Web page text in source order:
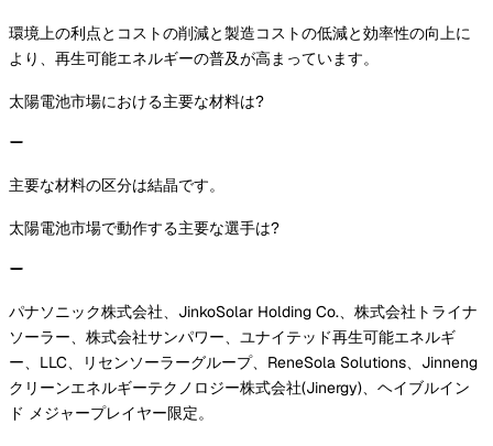
環境上の利点とコストの削減と製造コストの低減と効率性の向上に
より、再生可能エネルギーの普及が高まっています。
太陽電池市場における主要な材料は?
主要な材料の区分は結晶です。
太陽電池市場で動作する主要な選手は?
パナソニック株式会社、JinkoSolar Holding Co.、株式会社トライナ
ソーラー、株式会社サンパワー、ユナイテッド再生可能エネルギ
ー、LLC、リセンソーラーグループ、ReneSola Solutions、Jinneng
クリーンエネルギーテクノロジー株式会社(Jinergy)、ヘイブルイン
ド メジャープレイヤー限定。